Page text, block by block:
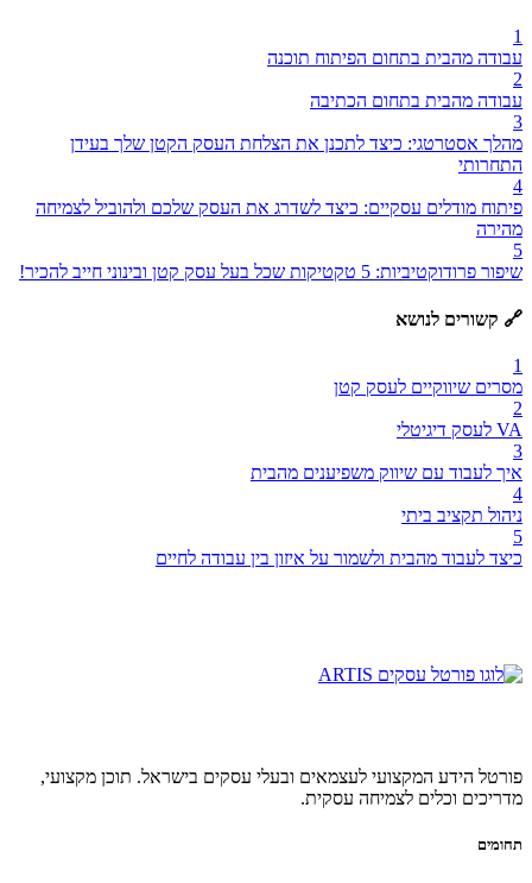
1
עבודה מהבית בתחום הפיתוח תוכנה
2
עבודה מהבית בתחום הכתיבה
3
מהלך אסטרטגי: כיצד לתכנן את הצלחת העסק הקטן שלך בעידן
התחרותי
4
פיתוח מודלים עסקיים: כיצד לשדרג את העסק שלכם ולהוביל לצמיחה
מהירה
5
שיפור פרודוקטיביות: 5 טקטיקות שכל בעל עסק קטן ובינוני חייב להכיר!
🔗 קשורים לנושא
1
מסרים שיווקיים לעסק קטן
2
VA לעסק דיגיטלי
3
איך לעבוד עם שיווק משפיענים מהבית
4
ניהול תקציב ביתי
5
כיצד לעבוד מהבית ולשמור על איזון בין עבודה לחיים
פורטל הידע המקצועי לעצמאים ובעלי עסקים בישראל. תוכן מקצועי,
מדריכים וכלים לצמיחה עסקית.
תחומים